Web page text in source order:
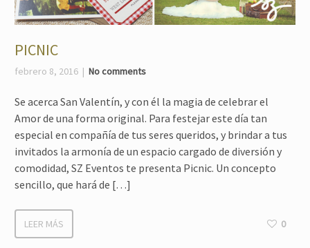
PICNIC
febrero 8, 2016 No comments
Se acerca San Valentín, y con él la magia de celebrar el
Amor de una forma original. Para festejar este día tan
especial en compañía de tus seres queridos, y brindar a tus
invitados la armonía de un espacio cargado de diversión y
comodidad, SZ Eventos te presenta Picnic. Un concepto
sencillo, que hará de […]
LEER MÁS 0